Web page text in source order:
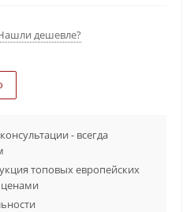
дешевле?
- всегда
топовых европейских